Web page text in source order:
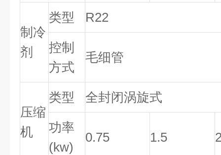
制冷
剂
类型 R22
控制
方式
毛细管
压缩
机
类型 全封闭涡旋式
功率
(kw)
0.75 1.5